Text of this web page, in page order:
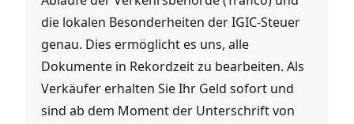
die lokalen Besonderheiten der IGIC-Steuer
genau. Dies ermöglicht es uns, alle
Dokumente in Rekordzeit zu bearbeiten. Als
Verkäufer erhalten Sie Ihr Geld sofort und
sind ab dem Moment der Unterschrift von